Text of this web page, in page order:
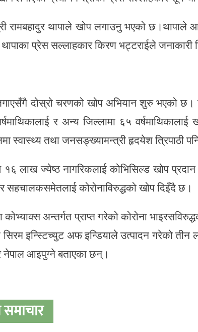
रामबहादुर थापाले खोप लगाउनु भएको
प्रेस सल्लाहकार किरण भट्टराईले जनाकारी
दोस्रो चरणको खोप अभियान शुरु भएको छ।
र अन्य जिल्लामा ६५
स्वास्थ्य तथा जनसङ्ख्यामन्त्री हृदयेश त्रिपाठी
लाख ज्येष्ठ नागरिकलाई कोभिसिल्ड खोप प्रदान
सहचालकसमेतलाई कोरोनाविरुद्धको खोप दिइँदै छ।
कोभ्याक्स अन्तर्गत प्राप्त गरेको कोरोना
सिरम इन्स्टिच्युट अफ इन्डियाले उत्पादन गरेको
नेपाल आइपुग्ने बताएका छन्।